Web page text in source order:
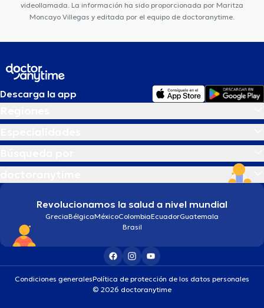
videollamada. La información ha sido proporcionada por Maritza
Moncayo Villegas y editada por el equipo de doctoranytime.
Descarga la app
Revolucionamos la salud a nivel mundial
GreciaBélgicaMéxicoColombiaEcuadorGuatemala
Brasil
Condiciones generalesPolítica de protección de los datos personales
© 2026 doctoranytime